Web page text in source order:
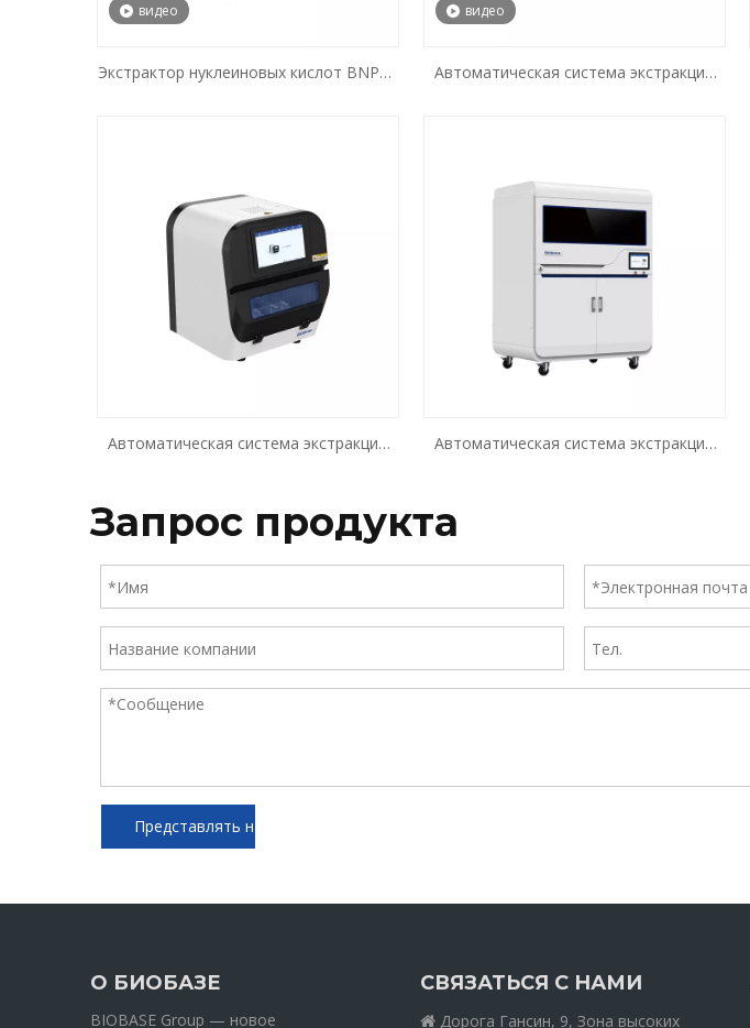
видео
Экстрактор нуклеиновых кислот BNP32
видео
Автоматическая система экстракции
Автоматическая система экстракции
Автоматическая система экстракции
Запрос продукта
Представлять на рассмотрение
О БИОБАЗЕ
BIOBASE Group — новое
СВЯЗАТЬСЯ С НАМИ
 Дорога Гансин, 9, Зона высоких